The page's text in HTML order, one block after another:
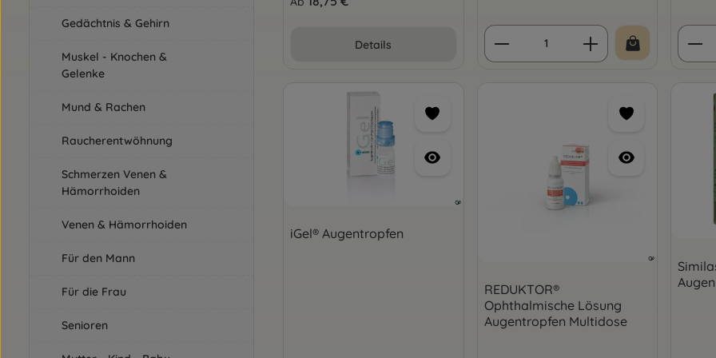
Gedächtnis & Gehirn
Muskel - Knochen &
Gelenke
Mund & Rachen
Raucherentwöhnung
Schmerzen Venen &
Hämorrhoiden
Venen & Hämorrhoiden
Für den Mann
Für die Frau
Senioren
Details Produkt Anzahl: Gib den
iGel® Augentropfen
REDUKTOR®
Ophthalmische Lösung
Augentropfen Multidose